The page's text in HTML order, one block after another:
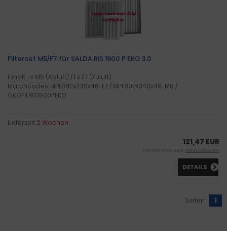
Filterset M5/F7 für SALDA RIS 1900 P EKO 3.0
Inhalt: 1 x M5 (Abluft) / 1 x F7 (Zuluft)
Matchcodes: MPL892x340x46-F7 / MPL892x340x46-M5 /
GKOFILRIS1900PEKO
Lieferzeit:2 Wochen
121,47 EUR
inkl. 19 % MwSt. zzgl. Versandkosten
DETAILS
Seiten: 1